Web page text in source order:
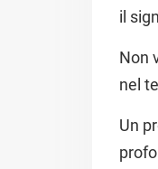
il
Non
nel
Un